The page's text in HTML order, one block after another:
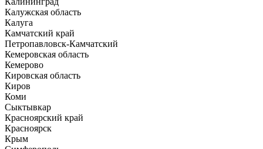
Калужская область
Калуга
Камчатский край
Петропавловск-Камчатский
Кемеровская область
Кемерово
Кировская область
Киров
Коми
Сыктывкар
Красноярский край
Красноярск
Крым